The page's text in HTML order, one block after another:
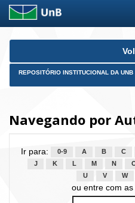
Skip
REPOSITÓRIO INSTITUCIONAL DA UNB
Navegando por
Ir para: 0-9 A B C
J
K L M N
U
V W
ou entre com